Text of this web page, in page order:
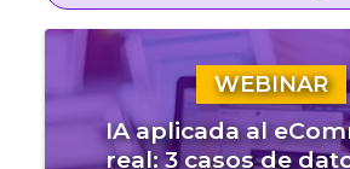
WEBINAR
IA aplicada al
real: 3 casos de